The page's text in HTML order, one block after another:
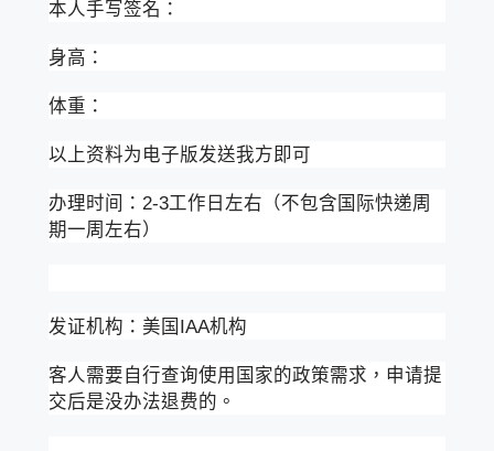
本人手写签名：
身高：
体重：
以上资料为电子版发送我方即可
办理时间：2-3工作日左右（不包含国际快递周
期一周左右）
发证机构：美国IAA机构
客人需要自行查询使用国家的政策需求，申请提
交后是没办法退费的。